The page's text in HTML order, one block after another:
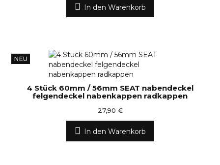
In den Warenkorb
NEU
4 Stück 60mm / 56mm SEAT nabendeckel
felgendeckel nabenkappen radkappen
27,90 €
In den Warenkorb